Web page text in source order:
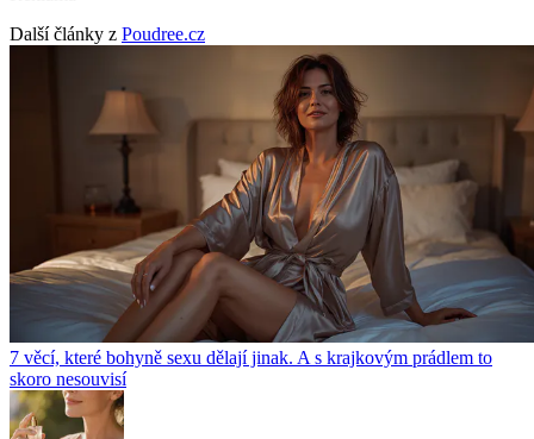
Další články z Poudree.cz
7 věcí, které bohyně sexu dělají jinak. A s krajkovým prádlem to
skoro nesouvisí